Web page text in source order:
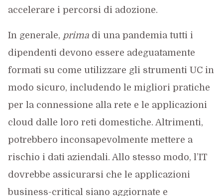
accelerare i percorsi di adozione.
In generale, prima di una pandemia tutti i
dipendenti devono essere adeguatamente
formati su come utilizzare gli strumenti UC in
modo sicuro, includendo le migliori pratiche
per la connessione alla rete e le applicazioni
cloud dalle loro reti domestiche. Altrimenti,
potrebbero inconsapevolmente mettere a
rischio i dati aziendali. Allo stesso modo, l’IT
dovrebbe assicurarsi che le applicazioni
business-critical siano aggiornate e